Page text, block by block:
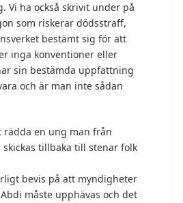
Vi ha också skrivit under på
som riskerar dödsstraff,
bestämt sig för att
inga konventioner eller
sin bestämda uppfattning
och är man inte sådan
rädda en ung man från
tillbaka till stenar folk
bevis på att myndigheter
måste upphävas och det